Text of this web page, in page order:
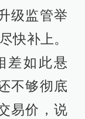
级监管举
快补上。
差如此悬
不够彻底
易价，说